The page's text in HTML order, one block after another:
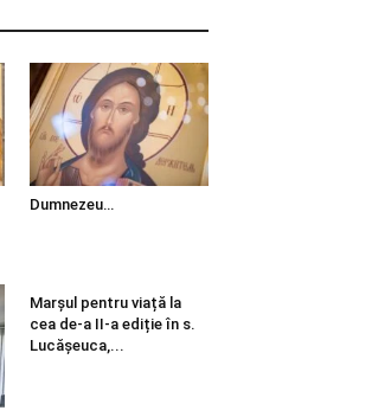
Dumnezeu…
Marșul pentru viață la
cea de-a II-a ediție în s.
Lucășeuca,...